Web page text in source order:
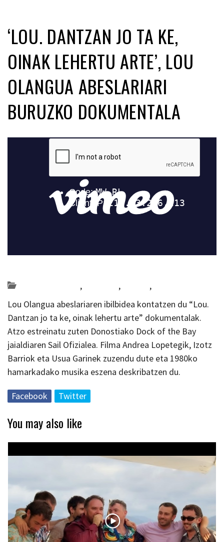
‘LOU. DANTZAN JO TA KE,
OINAK LEHERTU ARTE’, LOU
OLANGUA ABESLARIARI
BURUZKO DOKUMENTALA
, , ,
Lou Olangua abeslariaren ibilbidea kontatzen du “Lou.
Dantzan jo ta ke, oinak lehertu arte” dokumentalak.
Atzo estreinatu zuten Donostiako Dock of the Bay
jaialdiaren Sail Ofizialea. Filma Andrea Lopetegik, Izotz
Barriok eta Usua Garinek zuzendu dute eta 1980ko
hamarkadako musika eszena deskribatzen du.
Facebook Twitter
You may also like